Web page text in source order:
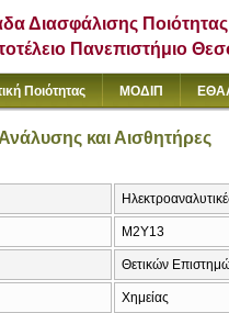
Διασφάλισης Ποιότητας
Πανεπιστήμιο
Ποιότητας ΜΟΔΙΠ
και Αισθητήρες
Μ2Υ13
Θετικών
Χημείας